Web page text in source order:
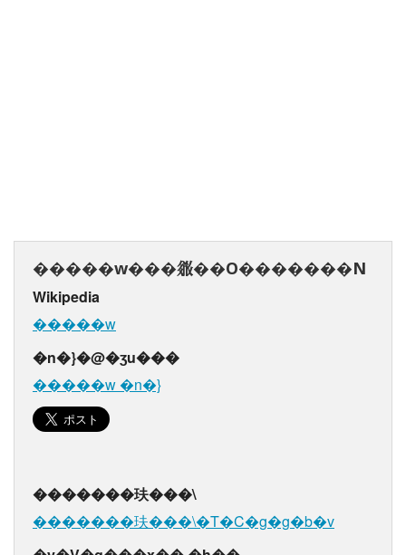
�����w���𗧂��O�������N
Wikipedia
�����w
�n�}�@�ʒu���
�����w �n�}
�������玞���\
�������玞���\�T�C�g�g�b�v